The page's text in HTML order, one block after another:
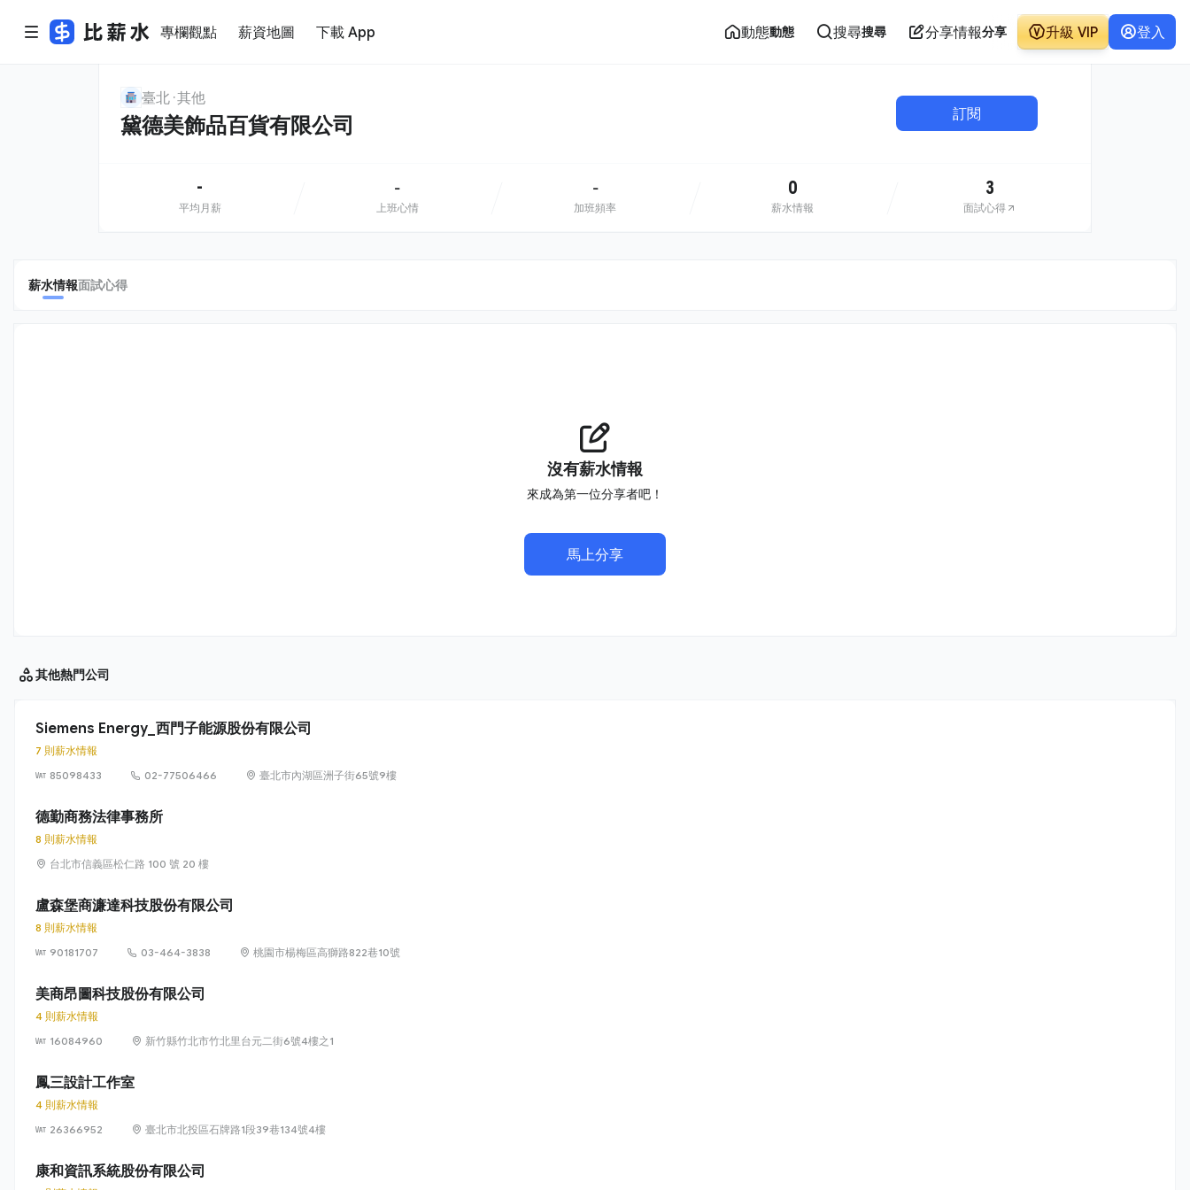
專欄觀點 薪資地圖 下載 App 動態動態 搜尋搜尋 分享情報分享 升級 VIP 登入
臺北 其他
黛德美飾品百貨有限公司 訂閱
-
平均月薪
-
上班心情
-
加班頻率
0
薪水情報
3
面試心得
薪水情報面試心得
沒有薪水情報
來成為第一位分享者吧！
馬上分享
其他熱門公司
Siemens Energy_西門子能源股份有限公司
7 則薪水情報
85098433
02-77506466 臺北市內湖區洲子街65號9樓
德勤商務法律事務所
8 則薪水情報
台北市信義區松仁路 100 號 20 樓
盧森堡商濂達科技股份有限公司
8 則薪水情報
90181707
03-464-3838 桃園市楊梅區高獅路822巷10號
美商昂圖科技股份有限公司
4 則薪水情報
16084960
新竹縣竹北市竹北里台元二街6號4樓之1
鳳三設計工作室
4 則薪水情報
26366952
臺北市北投區石牌路1段39巷134號4樓
康和資訊系統股份有限公司